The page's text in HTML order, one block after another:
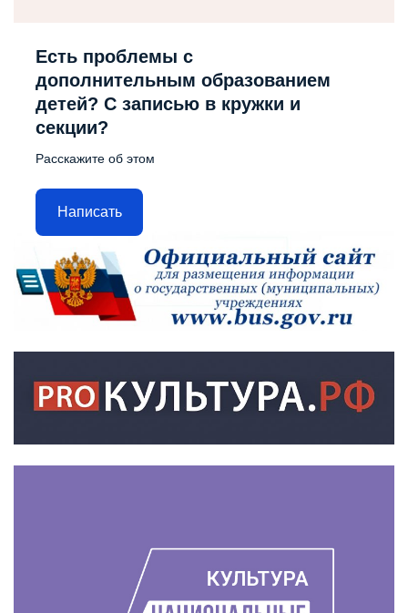
Есть проблемы с
дополнительным образованием
детей? С записью в кружки и
секции?
Расскажите об этом
Написать